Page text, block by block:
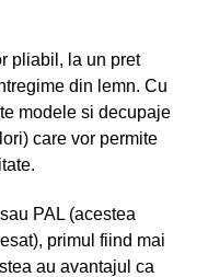
pliabil, la un pret
din lemn. Cu
modele si decupaje
care vor permite
PAL (acestea
primul fiind mai
au avantajul ca